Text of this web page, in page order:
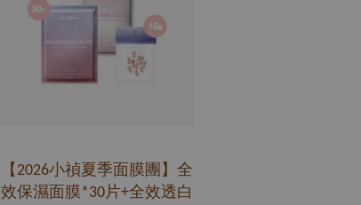
【2026小禎夏季面膜團】全
效保濕面膜*30片+全效透白